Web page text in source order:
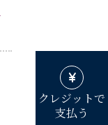
クレジットで
支払う